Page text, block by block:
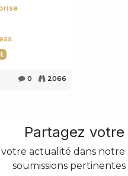
0 2066
Partagez
actualité dans
soumissions